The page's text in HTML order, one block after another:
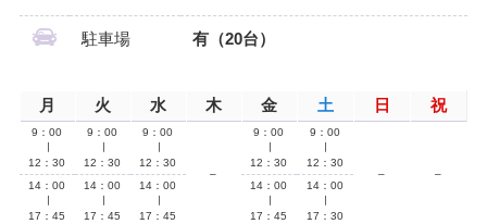
駐車場 有（20台）
月 火 水 木 金 土 日 祝
9：00
12：30
9：00
12：30
9：00
12：30
–
9：00
12：30
9：00
12：30
–
–
14：00
17：45
14：00
17：45
14：00
17：45
14：00
17：45
14：00
17：30